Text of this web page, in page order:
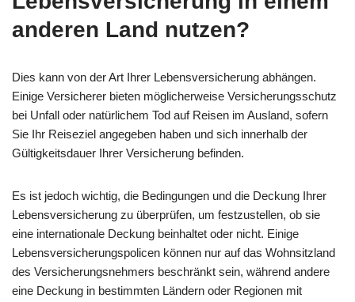
anderen Land nutzen?
Dies kann von der Art Ihrer Lebensversicherung abhängen.
Einige Versicherer bieten möglicherweise Versicherungsschutz
bei Unfall oder natürlichem Tod auf Reisen im Ausland, sofern
Sie Ihr Reiseziel angegeben haben und sich innerhalb der
Gültigkeitsdauer Ihrer Versicherung befinden.
Es ist jedoch wichtig, die Bedingungen und die Deckung Ihrer
Lebensversicherung zu überprüfen, um festzustellen, ob sie
eine internationale Deckung beinhaltet oder nicht. Einige
Lebensversicherungspolicen können nur auf das Wohnsitzland
des Versicherungsnehmers beschränkt sein, während andere
eine Deckung in bestimmten Ländern oder Regionen mit